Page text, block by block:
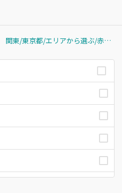
関東/東京都/エリアから選ぶ/赤羽・十条・王子